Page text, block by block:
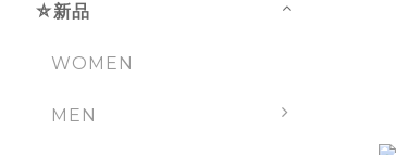
⛤新品
WOMEN
MEN